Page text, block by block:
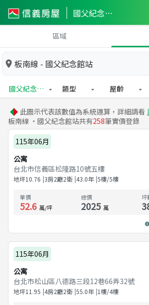
國父紀念館站實價登錄
區域
板南線 - 國父紀念館站
國父紀念館站 類型 屋齡
此圖示代表該數值為系統運算，詳細請看
板南線 ・國父紀念館站共有258筆實價登錄
115年06月
公寓
台北市信義區松隆路10號五樓
地坪10.76 3房2廳2衛 43.0年 5樓/5樓
單價
52.6 萬/坪
總價
2025 萬
坪
115年06月
公寓
台北市松山區八德路三段12巷66弄32號
地坪11.95 4房2廳2衛 55.0年 1樓/4樓